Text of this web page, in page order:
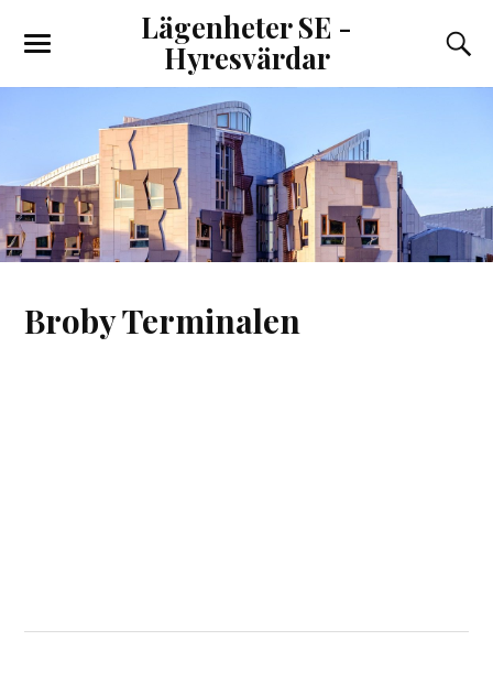
Lägenheter SE -
Hyresvärdar
Broby Terminalen